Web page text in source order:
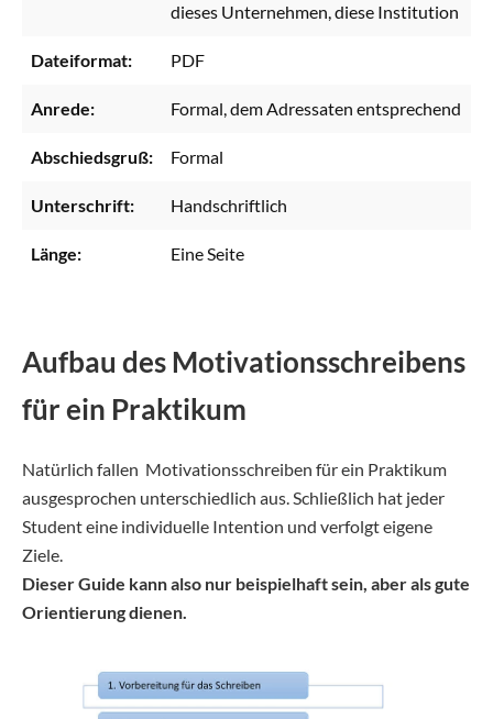
dieses Unternehmen, diese Institution
Dateiformat: PDF
Anrede: Formal, dem Adressaten entsprechend
Abschiedsgruß: Formal
Unterschrift: Handschriftlich
Länge: Eine Seite
Aufbau des Motivationsschreibens
für ein Praktikum
Natürlich fallen Motivationsschreiben für ein Praktikum
ausgesprochen unterschiedlich aus. Schließlich hat jeder
Student eine individuelle Intention und verfolgt eigene
Ziele.
Dieser Guide kann also nur beispielhaft sein, aber als gute
Orientierung dienen.